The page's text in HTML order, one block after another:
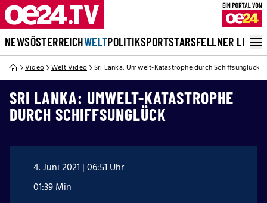
NEWSÖSTERREICHWELTPOLITIKSPORTSTARSFELLNER LIVE
Video Welt Video Sri Lanka: Umwelt-Katastrophe durch Schiffsunglück
SRI LANKA: UMWELT-KATASTROPHE
DURCH SCHIFFSUNGLÜCK
4. Juni 2021 | 06:51 Uhr
01:39 Min